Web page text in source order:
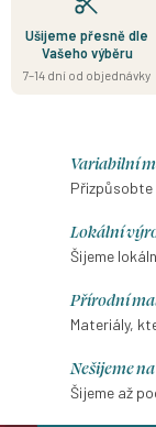
Ušijeme přesně dle
Vašeho výběru
7–14 dní od objednávky
Variabilní
Přizpůsobte
Lokální
Šijeme
Přírodní
Materiály,
Nešijeme
Šijeme až